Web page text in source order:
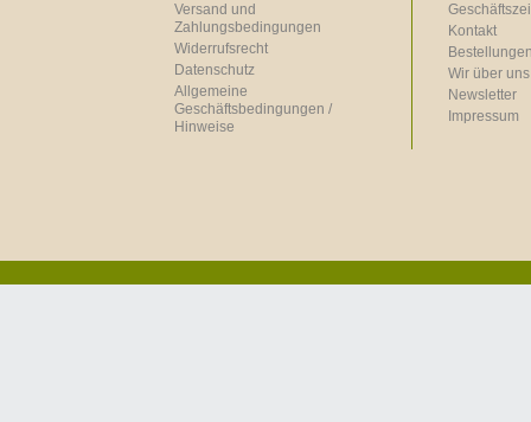
Versand und
Zahlungsbedingungen
Widerrufsrecht
Datenschutz
Allgemeine
Geschäftsbedingungen /
Hinweise
Kontakt
Wir über uns
Newsletter
Impressum